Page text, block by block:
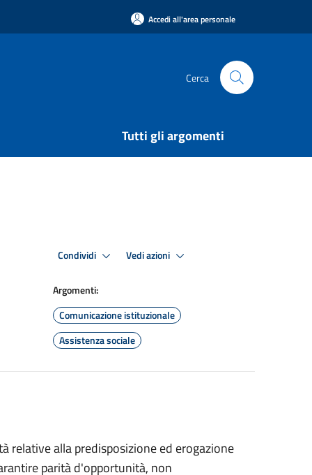
Accedi all'area personale
Cerca
Tutti gli argomenti
Condividi Vedi azioni
Argomenti:
Comunicazione istituzionale
Assistenza sociale
relative alla predisposizione ed erogazione
parità d'opportunità, non